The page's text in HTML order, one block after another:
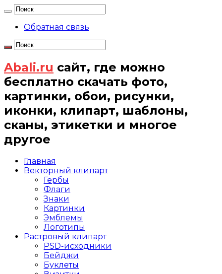
Обратная связь
Abali.ru сайт, где можно
бесплатно скачать фото,
картинки, обои, рисунки,
иконки, клипарт, шаблоны,
сканы, этикетки и многое
другое
Главная
Векторный клипарт
Гербы
Флаги
Знаки
Картинки
Эмблемы
Логотипы
Растровый клипарт
PSD-исходники
Бейджи
Буклеты